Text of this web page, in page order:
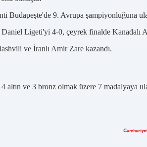
Budapeşte'de 9. Avrupa şampiyonluğuna
Ligeti'yi 4-0, çeyrek finalde
ve İranlı Amir Zare kazandı.
ve 3 bronz olmak üzere 7 madalyaya